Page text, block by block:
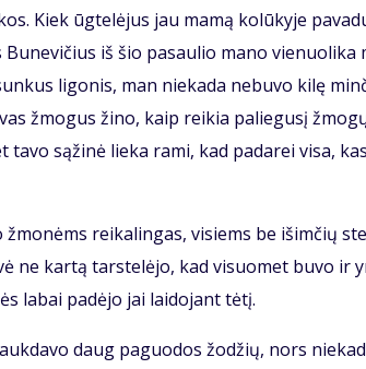
Kiek ūg­te­lė­jus jau ma­mą ko­lū­ky­je
Bu­ne­vi­čius iš šio pa­sau­lio ma­no vie­nuo­li­ka
li­go­nis, man nie­ka­da ne­bu­vo ki­lę
žmo­gus ži­no, kaip rei­kia pa­lie­gu­sį
są­ži­nė lie­ka ra­mi, kad pa­da­rei vi­sa, kas
rei­ka­lin­gas, vi­siems be iš­im­čių
ne kar­tą tars­te­lė­jo, kad vi­suo­met bu­vo ir
la­bai pa­dė­jo jai lai­do­jant tė­tį.
daug pa­guo­dos žo­džių, nors